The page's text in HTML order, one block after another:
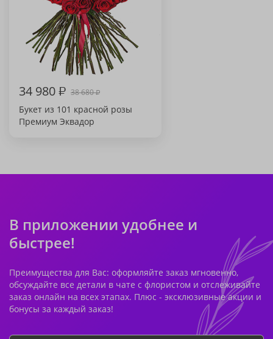
34 980₽ 38 680₽
Букет из 101 красной розы
Премиум Эквадор
В приложении удобнее и
быстрее!
Преимущества для Вас: оформляйте заказ мгновенно,
обсуждайте все детали в чате с флористом и отслеживайте
заказ онлайн на всех этапах. Плюс - эксклюзивные акции и
бонусы за каждый заказ!